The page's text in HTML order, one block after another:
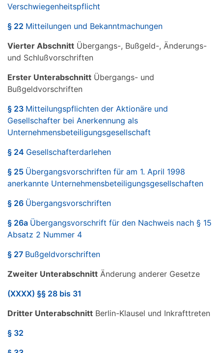
Verschwiegenheitspflicht
§ 22 Mitteilungen und Bekanntmachungen
Vierter Abschnitt Übergangs-, Bußgeld-, Änderungs-
und Schlußvorschriften
Erster Unterabschnitt Übergangs- und
Bußgeldvorschriften
§ 23 Mitteilungspflichten der Aktionäre und
Gesellschafter bei Anerkennung als
Unternehmensbeteiligungsgesellschaft
§ 24 Gesellschafterdarlehen
§ 25 Übergangsvorschriften für am 1. April 1998
anerkannte Unternehmensbeteiligungsgesellschaften
§ 26 Übergangsvorschriften
§ 26a Übergangsvorschrift für den Nachweis nach § 15
Absatz 2 Nummer 4
§ 27 Bußgeldvorschriften
Zweiter Unterabschnitt Änderung anderer Gesetze
(XXXX) §§ 28 bis 31
Dritter Unterabschnitt Berlin-Klausel und Inkrafttreten
§ 32